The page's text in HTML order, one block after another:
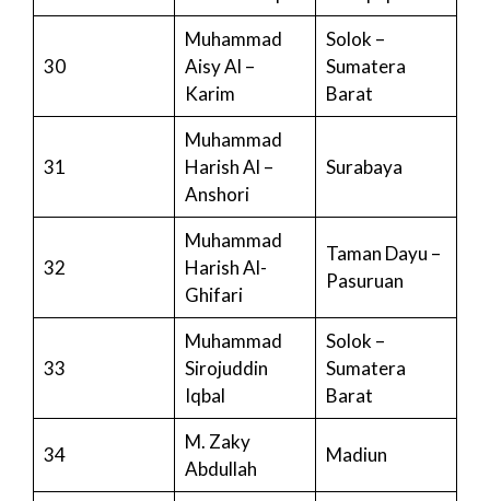
30
Muhammad
Aisy Al –
Karim
Solok –
Sumatera
Barat
31
Muhammad
Harish Al –
Anshori
Surabaya
32
Muhammad
Harish Al-
Ghifari
Taman Dayu –
Pasuruan
33
Muhammad
Sirojuddin
Iqbal
Solok –
Sumatera
Barat
34
M. Zaky
Abdullah
Madiun